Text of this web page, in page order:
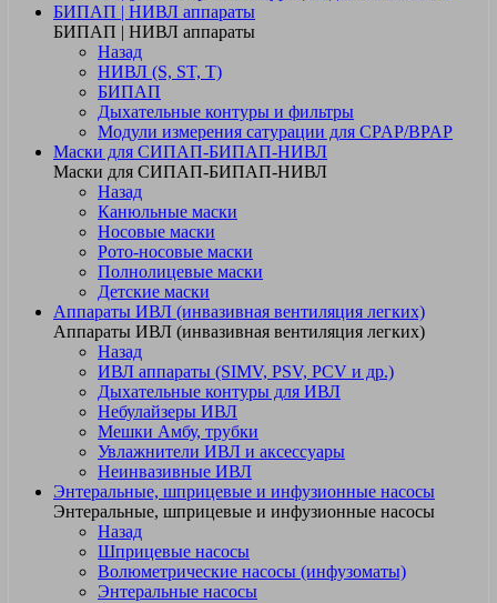
БИПАП | НИВЛ аппараты
БИПАП | НИВЛ аппараты
Назад
НИВЛ (S, ST, T)
БИПАП
Дыхательные контуры и фильтры
Модули измерения сатурации для CPAP/BPAP
Маски для СИПАП-БИПАП-НИВЛ
Маски для СИПАП-БИПАП-НИВЛ
Назад
Канюльные маски
Носовые маски
Рото-носовые маски
Полнолицевые маски
Детские маски
Аппараты ИВЛ (инвазивная вентиляция легких)
Аппараты ИВЛ (инвазивная вентиляция легких)
Назад
ИВЛ аппараты (SIMV, PSV, PCV и др.)
Дыхательные контуры для ИВЛ
Небулайзеры ИВЛ
Мешки Амбу, трубки
Увлажнители ИВЛ и аксессуары
Неинвазивные ИВЛ
Энтеральные, шприцевые и инфузионные насосы
Энтеральные, шприцевые и инфузионные насосы
Назад
Шприцевые насосы
Волюметрические насосы (инфузоматы)
Энтеральные насосы